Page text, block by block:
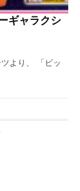
ギャラクシ
より、 「ビッ